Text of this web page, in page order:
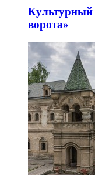
Культурный
ворота»